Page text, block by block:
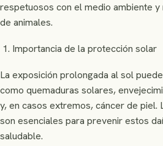
respetuosos con el medio ambiente y
de animales.
Importancia de la protección solar
La exposición prolongada al sol
como quemaduras solares,
y, en casos extremos, cáncer de
son esenciales para prevenir estos
saludable.